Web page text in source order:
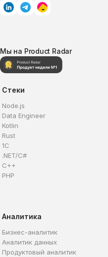
Мы на Product Radar
Стеки
Node.js
Data Engineer
Kotlin
Rust
1C
.NET/C#
C++
PHP
Аналитика
Бизнес-аналитик
Аналитик данных
Продуктовый аналитик